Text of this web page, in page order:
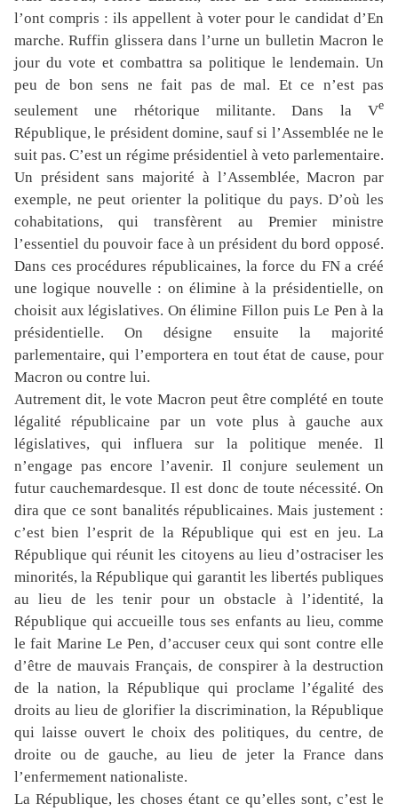
l’ont compris : ils appellent à voter pour le candidat d’En
marche. Ruffin glissera dans l’urne un bulletin Macron le
jour du vote et combattra sa politique le lendemain. Un
peu de bon sens ne fait pas de mal. Et ce n’est pas
seulement une rhétorique militante. Dans la Ve
République, le président domine, sauf si l’Assemblée ne le
suit pas. C’est un régime présidentiel à veto parlementaire.
Un président sans majorité à l’Assemblée, Macron par
exemple, ne peut orienter la politique du pays. D’où les
cohabitations, qui transfèrent au Premier ministre
l’essentiel du pouvoir face à un président du bord opposé.
Dans ces procédures républicaines, la force du FN a créé
une logique nouvelle : on élimine à la présidentielle, on
choisit aux législatives. On élimine Fillon puis Le Pen à la
présidentielle. On désigne ensuite la majorité
parlementaire, qui l’emportera en tout état de cause, pour
Macron ou contre lui.
Autrement dit, le vote Macron peut être complété en toute
légalité républicaine par un vote plus à gauche aux
législatives, qui influera sur la politique menée. Il
n’engage pas encore l’avenir. Il conjure seulement un
futur cauchemardesque. Il est donc de toute nécessité. On
dira que ce sont banalités républicaines. Mais justement :
c’est bien l’esprit de la République qui est en jeu. La
République qui réunit les citoyens au lieu d’ostraciser les
minorités, la République qui garantit les libertés publiques
au lieu de les tenir pour un obstacle à l’identité, la
République qui accueille tous ses enfants au lieu, comme
le fait Marine Le Pen, d’accuser ceux qui sont contre elle
d’être de mauvais Français, de conspirer à la destruction
de la nation, la République qui proclame l’égalité des
droits au lieu de glorifier la discrimination, la République
qui laisse ouvert le choix des politiques, du centre, de
droite ou de gauche, au lieu de jeter la France dans
l’enfermement nationaliste.
La République, les choses étant ce qu’elles sont, c’est le